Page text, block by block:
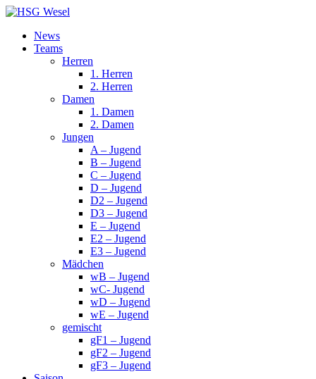
News
Teams
Herren
1. Herren
2. Herren
Damen
1. Damen
2. Damen
Jungen
A – Jugend
B – Jugend
C – Jugend
D – Jugend
D2 – Jugend
D3 – Jugend
E – Jugend
E2 – Jugend
E3 – Jugend
Mädchen
wB – Jugend
wC- Jugend
wD – Jugend
wE – Jugend
gemischt
gF1 – Jugend
gF2 – Jugend
gF3 – Jugend